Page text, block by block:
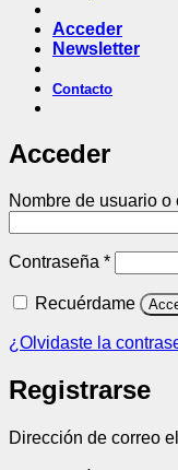
Acceder
Newsletter
Contacto
Acceder
Nombre de usuario
Contraseña *
Recuérdame
¿Olvidaste la
Registrarse
Dirección de correo